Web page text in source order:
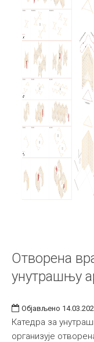
Отворена
унутрашњу
Објављено
Катедра за
организује